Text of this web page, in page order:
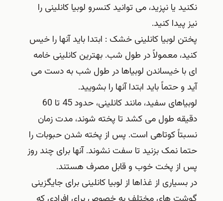
نکنید یا نپزید، می توانید کنسرو لوبیا کانلینی را
نیز پیدا کنید.
پختن لوبیا کانلینی خشک : ابتدا باید آنها را خیس
کنید، معمولاً در طول شب. بهترین کانلینی خامه‌
ای با خیساندن لوبیاها در طول شب به دست می‌
آید و حتماً باید ابتدا آنها را بشویید.
لوبیاهای سفید، مانند کانلینی، حدود 45 تا 60
دقیقه طول می کشد تا پخته شوند، مدت زمان
نسبتاً کوتاهی است. پس از پخته شدن حبوبات را
حتما نمک بزنید تا سفت نشوند. آنها برای چند روز
پس از پخت خوب و قابل مصرف هستند.
در بسیاری از غذاها از لوبیا کانلینی برای جایگزینی